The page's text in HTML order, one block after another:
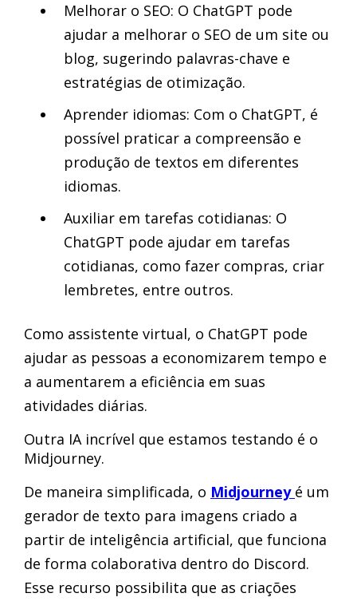
Melhorar o SEO: O ChatGPT pode
ajudar a melhorar o SEO de um site ou
blog, sugerindo palavras-chave e
estratégias de otimização.
Aprender idiomas: Com o ChatGPT, é
possível praticar a compreensão e
produção de textos em diferentes
idiomas.
Auxiliar em tarefas cotidianas: O
ChatGPT pode ajudar em tarefas
cotidianas, como fazer compras, criar
lembretes, entre outros.
Como assistente virtual, o ChatGPT pode
ajudar as pessoas a economizarem tempo e
a aumentarem a eficiência em suas
atividades diárias.
Outra IA incrível que estamos testando é o
Midjourney.
De maneira simplificada, o Midjourney é um
gerador de texto para imagens criado a
partir de inteligência artificial, que funciona
de forma colaborativa dentro do Discord.
Esse recurso possibilita que as criações